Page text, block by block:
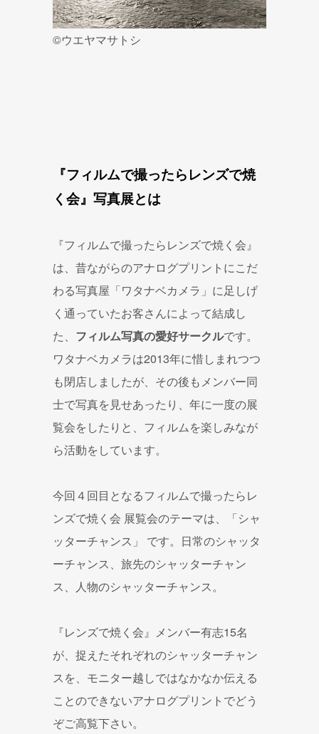
©ウエヤマサトシ
『フィルムで撮ったらレンズで焼
く会』写真展とは
『フィルムで撮ったらレンズで焼く会』
は、昔ながらのアナログプリントにこだ
わる写真屋「ワタナベカメラ」に足しげ
く通っていたお客さんによって結成し
た、 フィルム写真の愛好サークルです。
ワタナベカメラは2013年に惜しまれつつ
も閉店しましたが、その後もメンバー同
士で写真を見せあったり、年に一度の展
覧会をしたりと、フィルムを楽しみなが
ら活動をしています。
今回４回目となるフィルムで撮ったらレ
ンズで焼く会 展覧会のテーマは、「シャ
ッターチャンス」 です。日常のシャッタ
ーチャンス、旅先のシャッターチャン
ス、人物のシャッターチャンス。
『レンズで焼く会』メンバー有志15名
が、捉えたそれぞれのシャッターチャン
スを、モニター越しではなかなか伝える
ことのできないアナログプリントでどう
ぞご高覧下さい。